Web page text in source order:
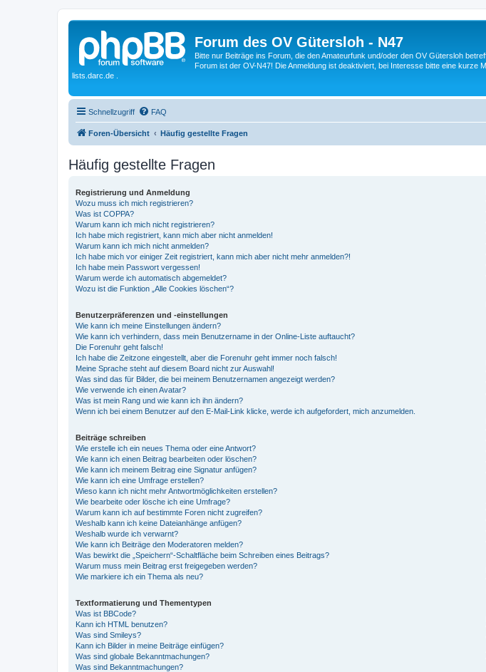
Forum des OV Gütersloh - N47
Bitte nur Beiträge ins Forum, die den Amateurfunk und/oder den OV Gütersloh
Forum ist der OV-N47! Die Anmeldung ist deaktiviert, bei Interesse bitte eine kurze
lists.darc.de .
Schnellzugriff FAQ
Foren-Übersicht Häufig gestellte Fragen
Häufig gestellte Fragen
Registrierung und Anmeldung
Wozu muss ich mich registrieren?
Was ist COPPA?
Warum kann ich mich nicht registrieren?
Ich habe mich registriert, kann mich aber nicht anmelden!
Warum kann ich mich nicht anmelden?
Ich habe mich vor einiger Zeit registriert, kann mich aber nicht mehr anmelden?!
Ich habe mein Passwort vergessen!
Warum werde ich automatisch abgemeldet?
Wozu ist die Funktion „Alle Cookies löschen“?
Benutzerpräferenzen und -einstellungen
Wie kann ich meine Einstellungen ändern?
Wie kann ich verhindern, dass mein Benutzername in der Online-Liste auftaucht?
Die Forenuhr geht falsch!
Ich habe die Zeitzone eingestellt, aber die Forenuhr geht immer noch falsch!
Meine Sprache steht auf diesem Board nicht zur Auswahl!
Was sind das für Bilder, die bei meinem Benutzernamen angezeigt werden?
Wie verwende ich einen Avatar?
Was ist mein Rang und wie kann ich ihn ändern?
Wenn ich bei einem Benutzer auf den E-Mail-Link klicke, werde ich aufgefordert, mich anzumelden.
Beiträge schreiben
Wie erstelle ich ein neues Thema oder eine Antwort?
Wie kann ich einen Beitrag bearbeiten oder löschen?
Wie kann ich meinem Beitrag eine Signatur anfügen?
Wie kann ich eine Umfrage erstellen?
Wieso kann ich nicht mehr Antwortmöglichkeiten erstellen?
Wie bearbeite oder lösche ich eine Umfrage?
Warum kann ich auf bestimmte Foren nicht zugreifen?
Weshalb kann ich keine Dateianhänge anfügen?
Weshalb wurde ich verwarnt?
Wie kann ich Beiträge den Moderatoren melden?
Was bewirkt die „Speichern“-Schaltfläche beim Schreiben eines Beitrags?
Warum muss mein Beitrag erst freigegeben werden?
Wie markiere ich ein Thema als neu?
Textformatierung und Thementypen
Was ist BBCode?
Kann ich HTML benutzen?
Was sind Smileys?
Kann ich Bilder in meine Beiträge einfügen?
Was sind globale Bekanntmachungen?
Was sind Bekanntmachungen?